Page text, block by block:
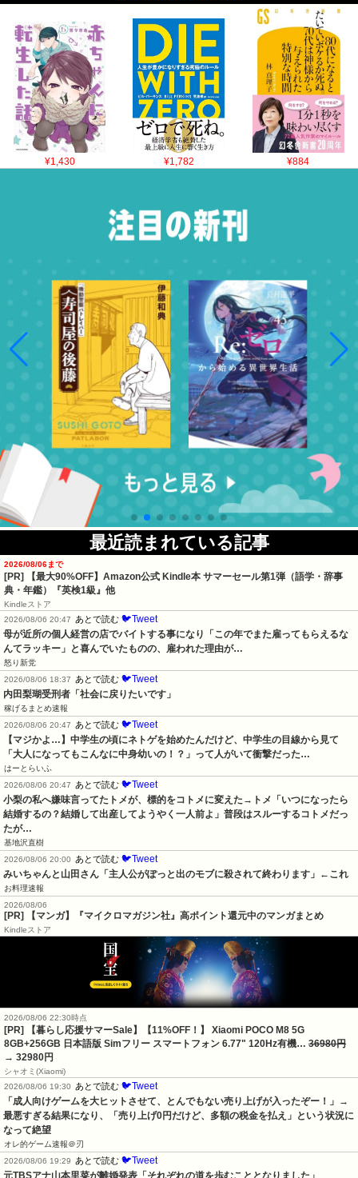
¥1,430 ¥1,782 ¥884
最近読まれている記事
2026/08/06まで
[PR]
【最大90%OFF】Amazon公式 Kindle本 サマーセール第1弾（語学・辞事
典・年鑑）『英検1級』他
Kindleストア
2026/08/06 20:47
あとで読む 🐦Tweet
母が近所の個人経営の店でバイトする事になり「この年でまた雇ってもらえるな
んてラッキー」と喜んでいたものの、雇われた理由が…
怒り新党
2026/08/06 18:37
あとで読む 🐦Tweet
内田梨瑚受刑者「社会に戻りたいです」
稼げるまとめ速報
2026/08/06 20:47
あとで読む 🐦Tweet
【マジかよ…】中学生の頃にネトゲを始めたんだけど、中学生の目線から見て
「大人になってもこんなに中身幼いの！？」って人がいて衝撃だった…
はーとらいふ
2026/08/06 20:47
あとで読む 🐦Tweet
小梨の私へ嫌味言ってたトメが、標的をコトメに変えた→トメ「いつになったら
結婚するの？結婚して出産してようやく一人前よ」普段はスルーするコトメだっ
たが…
基地沢直樹
2026/08/06 20:00
あとで読む 🐦Tweet
みいちゃんと山田さん「主人公がぽっと出のモブに殺されて終わります」←これ
お料理速報
2026/08/06
[PR] 【マンガ】『マイクロマガジン社』高ポイント還元中のマンガまとめ
Kindleストア
2026/08/06 22:30時点
[PR] 【暮らし応援サマーSale】【11%OFF！】 Xiaomi POCO M8 5G
8GB+256GB 日本語版 Simフリー スマートフォン 6.77" 120Hz有機… 36980円
→ 32980円
シャオミ(Xiaomi)
2026/08/06 19:30
あとで読む 🐦Tweet
「成人向けゲームを大ヒットさせて、とんでもない売り上げが入ったぞー！」→
最悪すぎる結果になり、「売り上げ0円だけど、多額の税金を払え」という状況に
なって絶望
オレ的ゲーム速報＠刃
2026/08/06 19:29
あとで読む 🐦Tweet